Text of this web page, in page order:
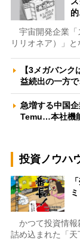
宇宙開発企業「
リリオネア）」
【3メガバン
益続出の一方
急増する中国
Temu…本社機
投資ノウハ
かつて投資情報
詰め込まれた「